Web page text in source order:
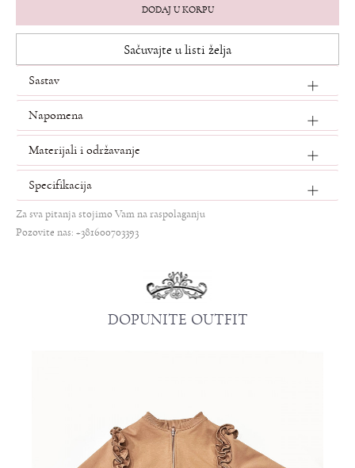
DODAJ U KORPU
Sačuvajte u listi želja
Sastav
Napomena
Materijali i održavanje
Specifikacija
Za sva pitanja stojimo Vam na raspolaganju
Pozovite nas: +381600703393
DOPUNITE OUTFIT